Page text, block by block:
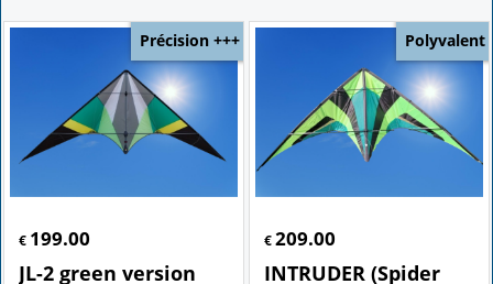
Précision +++
€ 199.00
JL-2 green version
Polyvalent
€209.00
INTRUDER (Spider